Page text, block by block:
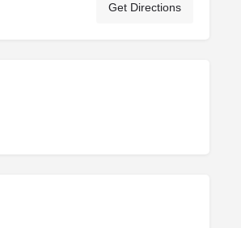
Get Directions